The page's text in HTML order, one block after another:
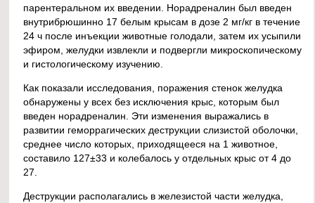
парентеральном их введении. Норадреналин был введен
внутрибрюшинно 17 белым крысам в дозе 2 мг/кг в течение
24 ч после инъекции животные голодали, затем их усыпили
эфиром, желудки извлекли и подвергли микроскопическому
и гистологическому изучению.
Как показали исследования, поражения стенок желудка
обнаружены у всех без исключения крыс, которым был
введен норадреналин. Эти изменения выражались в
развитии геморрагических деструкции слизистой оболочки,
среднее число которых, приходящееся на 1 животное,
составило 127±33 и колебалось у отдельных крыс от 4 до
27.
Деструкции располагались в железистой части желудка,